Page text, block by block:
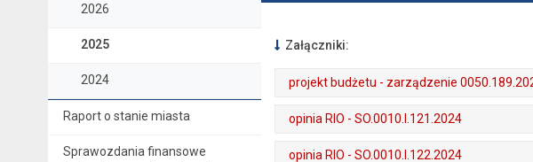
2026
2025
2024
Raport o stanie miasta
Sprawozdania finansowe
Załączniki:
projekt budżetu - zarządzenie
opinia RIO - SO.0010.I.121.2024
opinia RIO - SO.0010.I.122.2024